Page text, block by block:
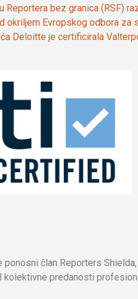
Reportera bez granica (RSF)
okriljem Evropskog odbora za
Deloitte je certificirala
ponosni član Reporters
kolektivne predanosti